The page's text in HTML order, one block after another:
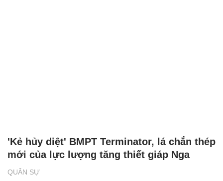
QUÂN SỰ
'Kẻ hủy diệt' BMPT Terminator, lá chắn thép
mới của lực lượng tăng thiết giáp Nga